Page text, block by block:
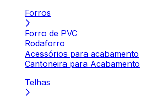
Forros
Forro de PVC
Rodaforro
Acessórios para acabamento
Cantoneira para Acabamento
Telhas